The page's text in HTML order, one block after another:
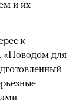
и их
к
«Поводом для